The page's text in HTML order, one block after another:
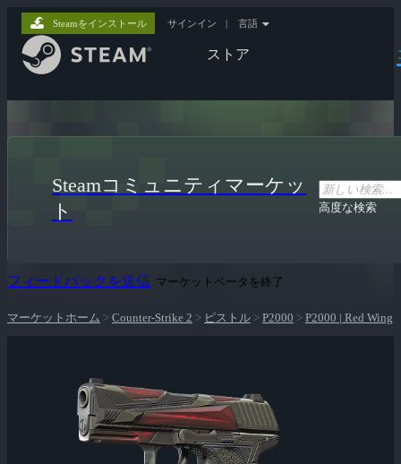
ストア
Steamをインストール サインイン | 言語
Steamコミュニティマーケッ
ト
高度な検索
フィードバックを送信 マーケットベータを終了
マーケットホーム > Counter-Strike 2 > ピストル > P2000 > P2000 | Red Wing